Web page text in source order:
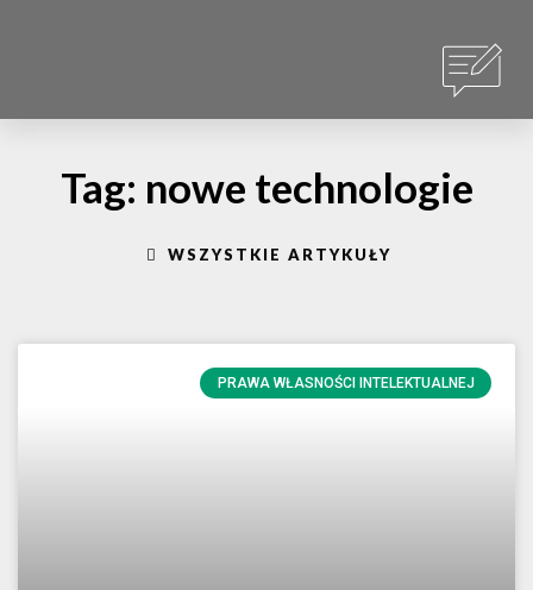
Tag: nowe technologie
WSZYSTKIE ARTYKUŁY
PRAWA WŁASNOŚCI INTELEKTUALNEJ